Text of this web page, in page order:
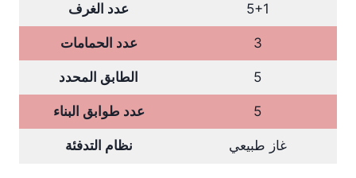
عدد الغرف 5+1
عدد الحمامات 3
الطابق المحدد 5
عدد طوابق البناء 5
نظام التدفئة غاز طبيعي